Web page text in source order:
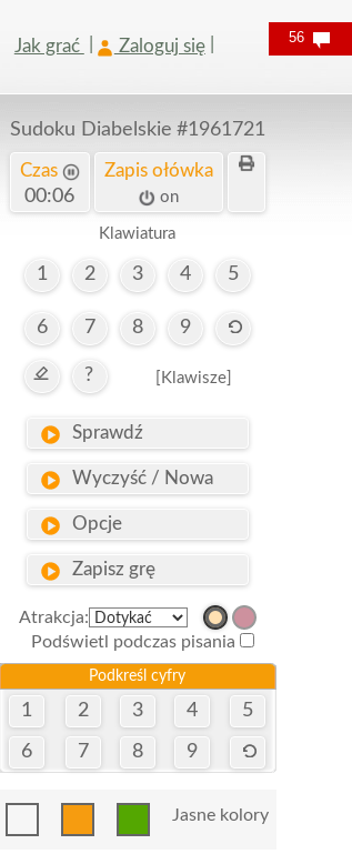
Jak grać Zaloguj się
Sudoku Diabelskie #1961721
Czas
00:07
Zapis ołówka
on
Klawiatura
1 2 3 4 5
6 7 8 9
? [Klawisze]
Sprawdź
Wyczyść / Nowa
Opcje
Zapisz grę
Atrakcja:
Podświetl podczas pisania
Podkreśl cyfry
1 2 3 4 5
6 7 8 9
Jasne kolory
56